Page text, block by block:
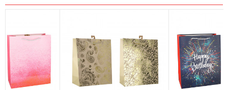
E-Mail
Nachricht